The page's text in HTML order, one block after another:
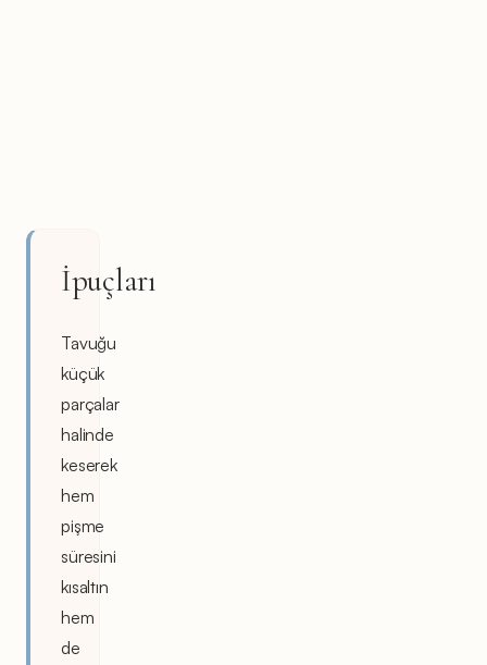
İpuçları
Tavuğu
küçük
parçalar
halinde
keserek
hem
pişme
süresini
kısaltın
hem
de